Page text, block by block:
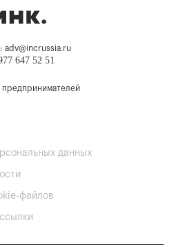
adv@incrussia.ru
647 52 51
предпринимателей
данных
файлов